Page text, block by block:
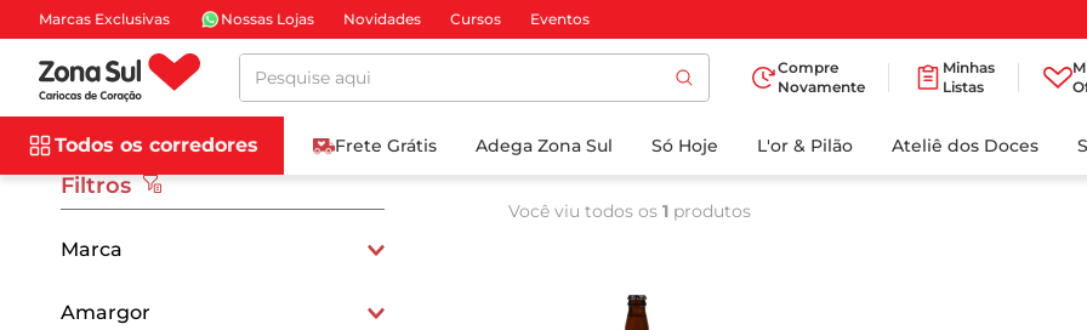
Marcas Exclusivas Nossas Lojas Novidades Cursos Eventos
Pesquise aqui
Compre
Novamente
Minhas
Listas
Todos os corredores Frete Grátis Adega Zona Sul Só Hoje L'or & Pilão Ateliê dos Doces
Filtros
Marca
Amargor
Você viu todos os1 produtos
BUSCADOS